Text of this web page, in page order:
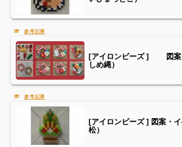
[アイロンビーズ ] 図案
しめ縄）
[アイロンビーズ ] 図案・
松）